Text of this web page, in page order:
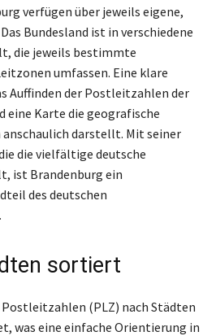
verfügen über jeweils eigene,
Bundesland ist in verschiedene
die jeweils bestimmte
umfassen. Eine klare
Auffinden der Postleitzahlen der
eine Karte die geografische
darstellt. Mit seiner
die vielfältige deutsche
ist Brandenburg ein
des deutschen
sortiert
(PLZ) nach Städten
was eine einfache Orientierung in